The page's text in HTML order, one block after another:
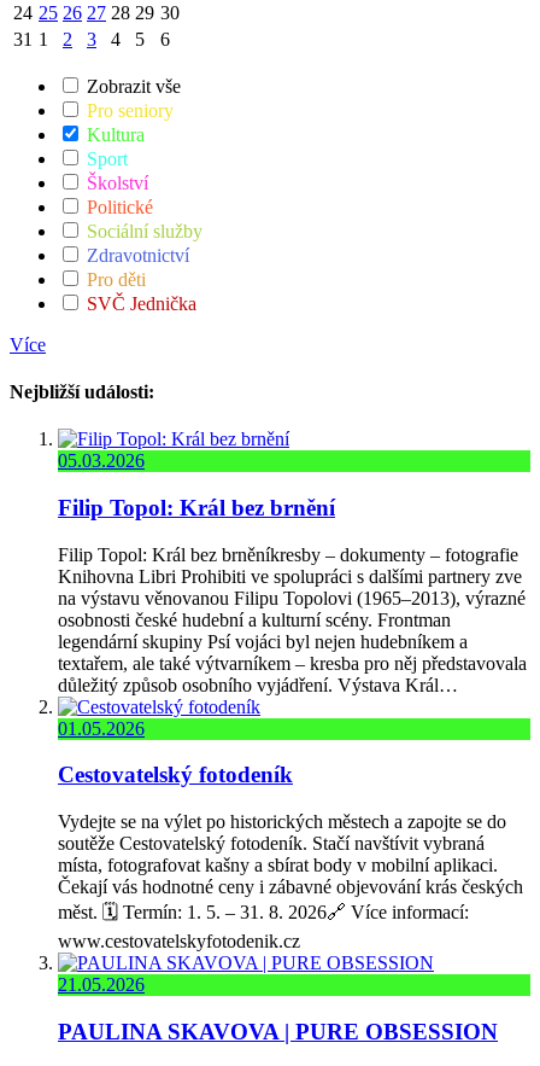
24 25 26 27 28 29 30
31 1 2 3 4 5 6
Zobrazit vše
Pro seniory
Kultura
Sport
Školství
Politické
Sociální služby
Zdravotnictví
Pro děti
SVČ Jednička
Více
Nejbližší události:
05.03.2026
Filip Topol: Král bez brnění
Filip Topol: Král bez brněníkresby – dokumenty – fotografie
Knihovna Libri Prohibiti ve spolupráci s dalšími partnery zve
na výstavu věnovanou Filipu Topolovi (1965–2013), výrazné
osobnosti české hudební a kulturní scény. Frontman
legendární skupiny Psí vojáci byl nejen hudebníkem a
textařem, ale také výtvarníkem – kresba pro něj představovala
důležitý způsob osobního vyjádření. Výstava Král…
01.05.2026
Cestovatelský fotodeník
Vydejte se na výlet po historických městech a zapojte se do
soutěže Cestovatelský fotodeník. Stačí navštívit vybraná
místa, fotografovat kašny a sbírat body v mobilní aplikaci.
Čekají vás hodnotné ceny i zábavné objevování krás českých
měst. 🗓️ Termín: 1. 5. – 31. 8. 2026🔗 Více informací:
www.cestovatelskyfotodenik.cz
21.05.2026
PAULINA SKAVOVA | PURE OBSESSION